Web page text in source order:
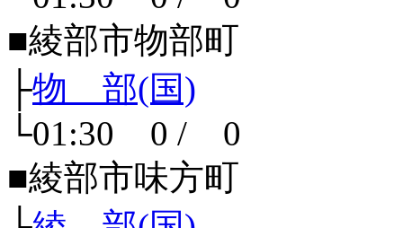
■綾部市物部町
├物 部(国)
└01:30 0 / 0
■綾部市味方町